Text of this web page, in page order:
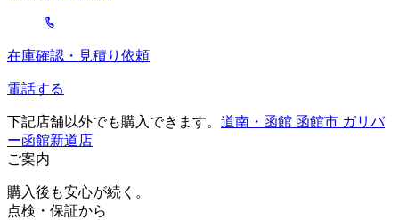
在庫確認・見積り依頼
電話する
下記店舗以外でも購入できます。 道南・函館 函館市 ガリバ
ー函館新道店
ご案内
購入後も安心が続く。
点検・保証から